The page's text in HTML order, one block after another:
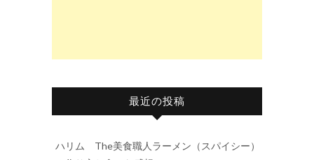
最近の投稿
ハリム The美食職人ラーメン（スパイシー）